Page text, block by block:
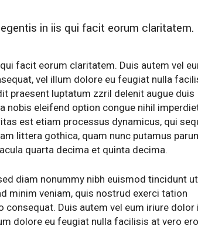
in iis qui facit eorum claritatem.
facit eorum claritatem. Duis autem vel
vel illum dolore eu feugiat nulla
praesent luptatum zzril delenit augue duis
nobis eleifend option congue nihil
est etiam processus dynamicus, qui
littera gothica, quam nunc putamus
quarta decima et quinta decima.
diam nonummy nibh euismod tincidunt ut
minim veniam, quis nostrud exerci tation
Duis autem vel eum iriure dolor
dolore eu feugiat nulla facilisis at vero